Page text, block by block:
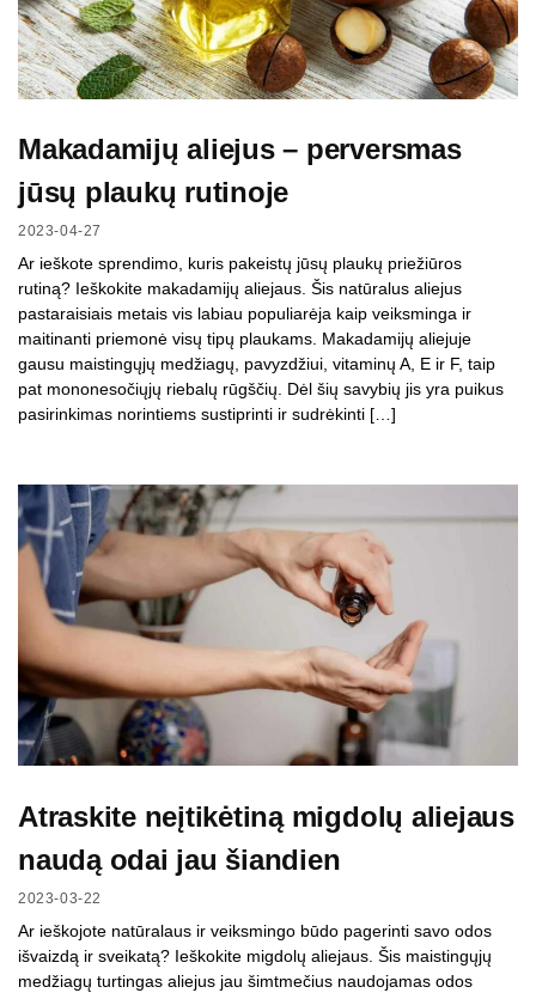
Makadamijų aliejus – perversmas
jūsų plaukų rutinoje
2023-04-27
Ar ieškote sprendimo, kuris pakeistų jūsų plaukų priežiūros
rutiną? Ieškokite makadamijų aliejaus. Šis natūralus aliejus
pastaraisiais metais vis labiau populiarėja kaip veiksminga ir
maitinanti priemonė visų tipų plaukams. Makadamijų aliejuje
gausu maistingųjų medžiagų, pavyzdžiui, vitaminų A, E ir F, taip
pat mononesočiųjų riebalų rūgščių. Dėl šių savybių jis yra puikus
pasirinkimas norintiems sustiprinti ir sudrėkinti […]
Atraskite neįtikėtiną migdolų aliejaus
naudą odai jau šiandien
2023-03-22
Ar ieškojote natūralaus ir veiksmingo būdo pagerinti savo odos
išvaizdą ir sveikatą? Ieškokite migdolų aliejaus. Šis maistingųjų
medžiagų turtingas aliejus jau šimtmečius naudojamas odos